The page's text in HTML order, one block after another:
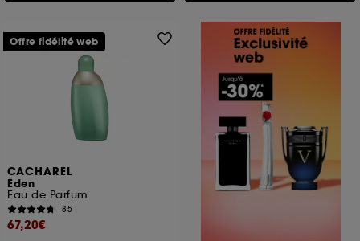
CACHAREL
Eden
Eau de Parfum
85
67,20€
Offre fidélité web